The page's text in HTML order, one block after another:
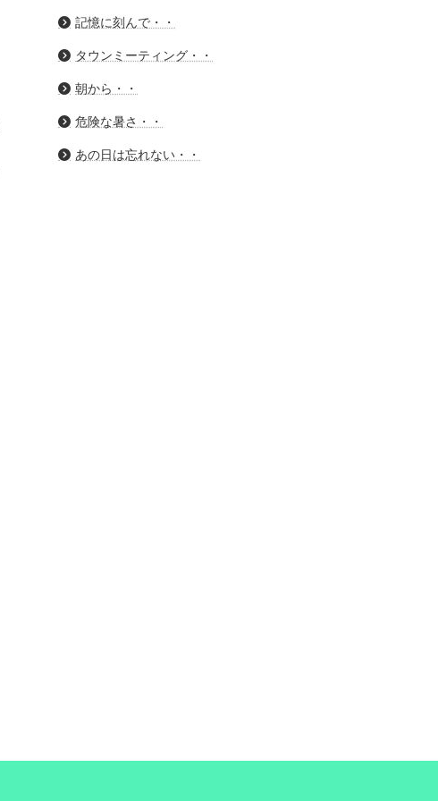
記憶に刻んで・・
タウンミーティング・・
朝から・・
危険な暑さ・・
あの日は忘れない・・